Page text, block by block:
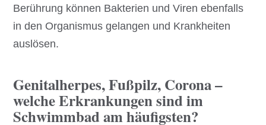
Berührung können Bakterien und Viren ebenfalls
in den Organismus gelangen und Krankheiten
auslösen.
Genitalherpes, Fußpilz, Corona –
welche Erkrankungen sind im
Schwimmbad am häufigsten?